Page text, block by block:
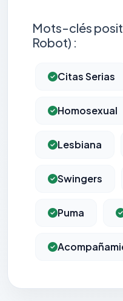
Mots-clés
Robot) :
Citas Serias
Homosexual
Lesbiana
Swingers
Puma